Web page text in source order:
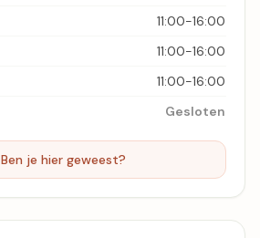
11:00-16:00
11:00-16:00
11:00-16:00
Gesloten
Ben je hier geweest?